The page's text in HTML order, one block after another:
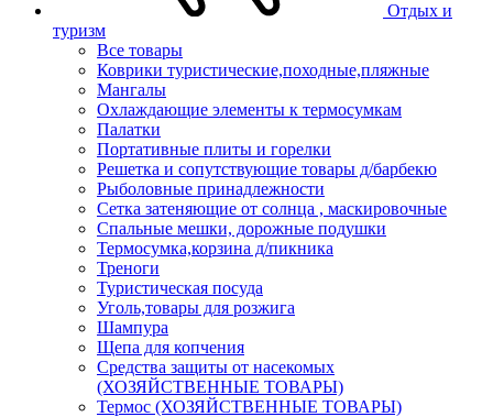
Отдых и
туризм
Все товары
Коврики туристические,походные,пляжные
Мангалы
Охлаждающие элементы к термосумкам
Палатки
Портативные плиты и горелки
Решетка и сопутствующие товары д/барбекю
Рыболовные принадлежности
Сетка затеняющие от солнца , маскировочные
Спальные мешки, дорожные подушки
Термосумка,корзина д/пикника
Треноги
Туристическая посуда
Уголь,товары для розжига
Шампура
Щепа для копчения
Средства защиты от насекомых
(ХОЗЯЙСТВЕННЫЕ ТОВАРЫ)
Термос (ХОЗЯЙСТВЕННЫЕ ТОВАРЫ)